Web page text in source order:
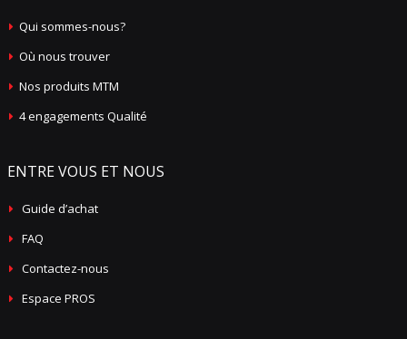
Qui sommes-nous?
Où nous trouver
Nos produits MTM
4 engagements Qualité
ENTRE VOUS ET NOUS
Guide d’achat
FAQ
Contactez-nous
Espace PROS